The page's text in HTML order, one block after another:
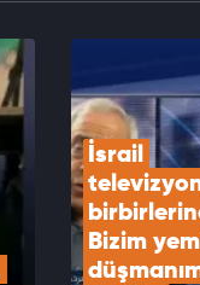
İsrail
Bizim